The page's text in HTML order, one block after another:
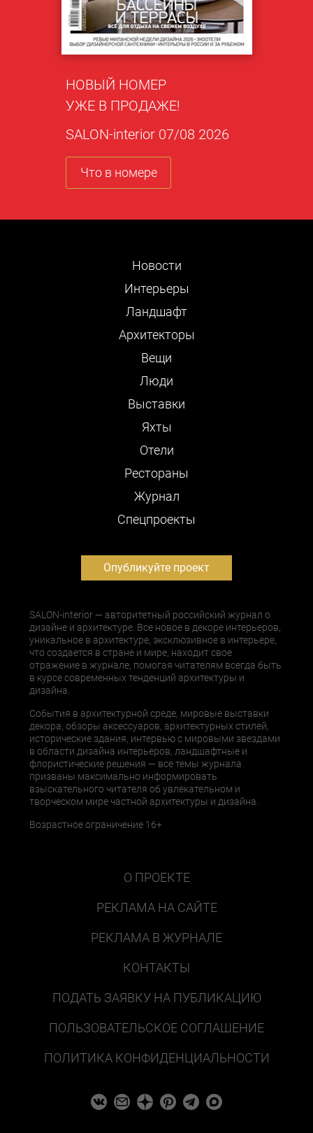
НОВЫЙ НОМЕР
УЖЕ В ПРОДАЖЕ!
SALON-interior 07/08 2026
Что в номере
Новости
Интерьеры
Ландшафт
Архитекторы
Вещи
Люди
Выставки
Яхты
Отели
Рестораны
Журнал
Cпецпроекты
Опубликуйте проект
SALON-interior — авторитетный российский журнал о
дизайне и архитектуре. Все новое в декоре интерьеров,
уникальное в архитектуре, эксклюзивное в интерьере,
что создается в стране и мире, находит свое
отражение в журнале, помогая читателям всегда быть
в курсе современных тенденций архитектуры и
дизайна.
События в архитектурной среде, мировые выставки
декора, обзоры аксессуаров, архитектурных стилей,
исторические здания, интервью с мировыми звездами
в области дизайна интерьеров, ландшафтные и
флористические решения — все темы журнала
призваны максимально информировать
взыскательного читателя об увлекательном и
творческом мире частной архитектуры и дизайна.
Возрастное ограничение 16+
О ПРОЕКТЕ
РЕКЛАМА НА САЙТЕ
РЕКЛАМА В ЖУРНАЛЕ
КОНТАКТЫ
ПОДАТЬ ЗАЯВКУ НА ПУБЛИКАЦИЮ
ПОЛЬЗОВАТЕЛЬСКОЕ СОГЛАШЕНИЕ
ПОЛИТИКА КОНФИДЕНЦИАЛЬНОСТИ